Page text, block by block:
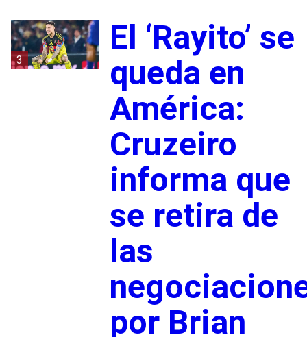
3
El ‘Rayito’ se
queda en
América:
Cruzeiro
informa que
se retira de
las
por Brian